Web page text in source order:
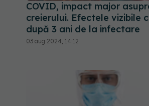
COVID, impact major
creierului. Efectele vizibile
după 3 ani de la infectare
03 aug 2024, 14:12